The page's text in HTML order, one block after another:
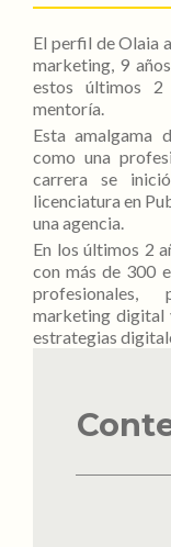
El perfil de Olaia
marketing, 9
estos últimos
mentoría.
Esta amalgama
como una
carrera se
licenciatura en
una agencia.
En los últimos 2
con más de 300
profesionales,
marketing digital
estrategias